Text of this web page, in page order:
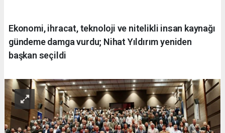
Ekonomi, ihracat, teknoloji ve nitelikli insan kaynağı
gündeme damga vurdu; Nihat Yıldırım yeniden
başkan seçildi